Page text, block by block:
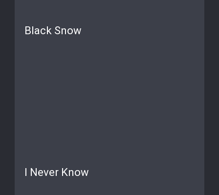
Black Snow
I Never Know